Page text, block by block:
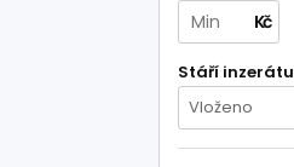
Kč
Stáří inzerátu
Vloženo